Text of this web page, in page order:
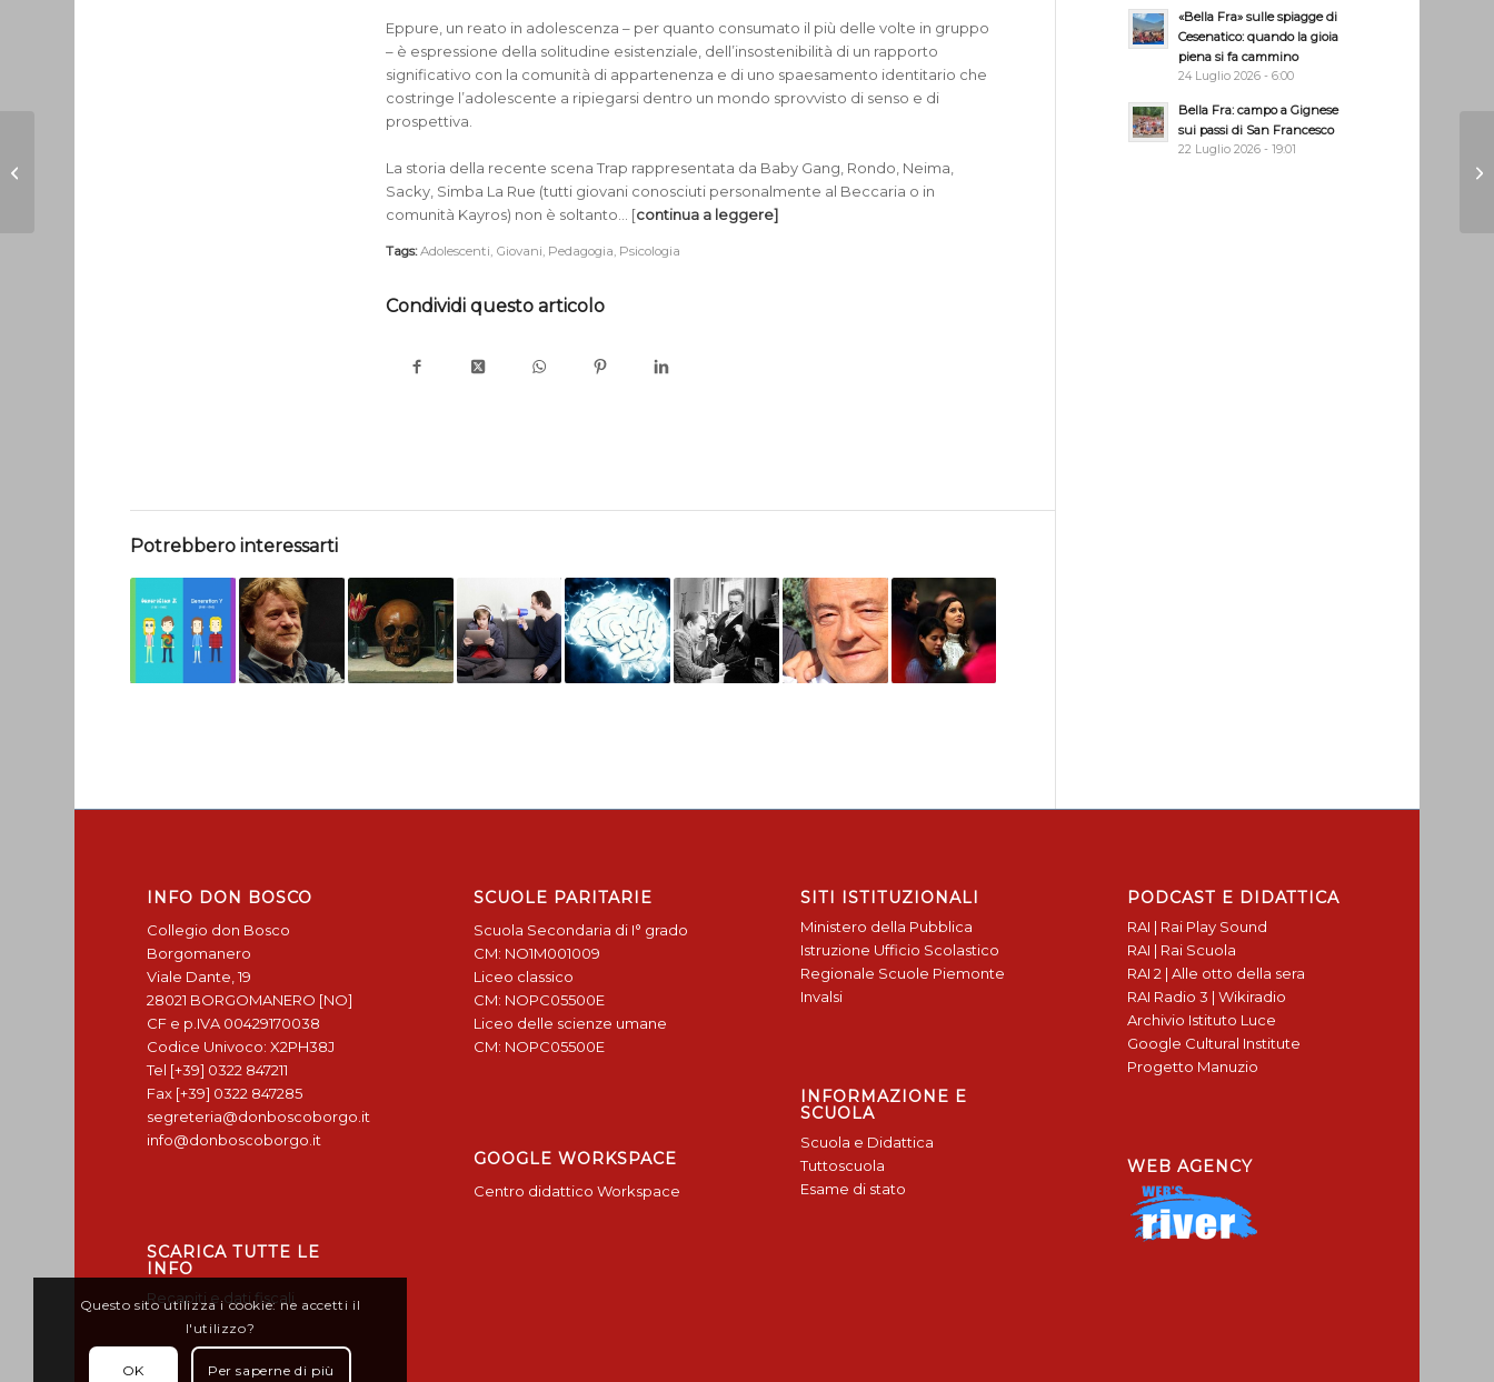
Eppure, un reato in adolescenza – per quanto consumato il più delle volte in gruppo
– è espressione della solitudine esistenziale, dell’insostenibilità di un rapporto
significativo con la comunità di appartenenza e di uno spaesamento identitario che
costringe l’adolescente a ripiegarsi dentro un mondo sprovvisto di senso e di
prospettiva.
La storia della recente scena Trap rappresentata da Baby Gang, Rondo, Neima,
Sacky, Simba La Rue (tutti giovani conosciuti personalmente al Beccaria o in
comunità Kayros) non è soltanto… [continua a leggere]
Tags: Adolescenti, Giovani, Pedagogia, Psicologia
Condividi questo articolo
Potrebbero interessarti
«Bella Fra» sulle spiagge di
Cesenatico: quando la gioia
piena si fa cammino
24 Luglio 2026 - 6:00
Bella Fra: campo a Gignese
sui passi di San Francesco
22 Luglio 2026 - 19:01
INFO DON BOSCO
Collegio don Bosco
Borgomanero
Viale Dante, 19
28021 BORGOMANERO [NO]
CF e p.IVA 00429170038
Codice Univoco: X2PH38J
Tel [+39] 0322 847211
Fax [+39] 0322 847285
segreteria@donboscoborgo.it
info@donboscoborgo.it
SCARICA TUTTE LE
INFO
Recapiti e dati fiscali
SCUOLE PARITARIE
Scuola Secondaria di I° grado
CM: NO1M001009
Liceo classico
CM: NOPC05500E
Liceo delle scienze umane
CM: NOPC05500E
GOOGLE WORKSPACE
Centro didattico Workspace
SITI ISTITUZIONALI
Ministero della Pubblica
Istruzione Ufficio Scolastico
Regionale Scuole Piemonte
Invalsi
INFORMAZIONE E
SCUOLA
Scuola e Didattica
Tuttoscuola
Esame di stato
PODCAST E DIDATTICA
RAI | Rai Play Sound
RAI | Rai Scuola
RAI 2 | Alle otto della sera
RAI Radio 3 | Wikiradio
Archivio Istituto Luce
Google Cultural Institute
Progetto Manuzio
WEB AGENCY
Questo sito utilizza i cookie: ne accetti il
l'utilizzo?
OK Per saperne di più